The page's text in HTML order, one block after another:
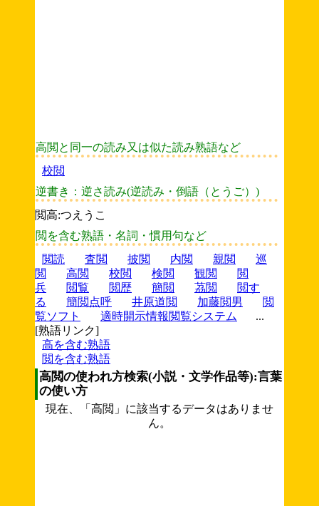
高閲と同一の読み又は似た読み熟語など
校閲
逆書き：逆さ読み(逆読み・倒語（とうご）)
閲高:つえうこ
閲を含む熟語・名詞・慣用句など
閲読
査閲 披閲 内閲 親閲
巡
閲
高閲 校閲 検閲 観閲
閲
兵
閲覧 閲歴 簡閲 茘閲
閲す
る
簡閲点呼 井原道閲 加藤閲男
閲
覧ソフト
適時開示情報閲覧システム
...
[熟語リンク]
高を含む熟語
閲を含む熟語
高閲の使われ方検索(小説・文学作品等):言葉
の使い方
現在、「高閲」に該当するデータはありませ
ん。